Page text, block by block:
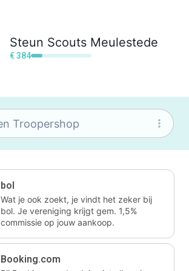
Steun Scouts Meulestede
€ 384
bol
Wat je ook zoekt, je vindt het zeker bij
bol. Je vereniging krijgt gem. 1,5%
commissie op jouw aankoop.
Booking.com